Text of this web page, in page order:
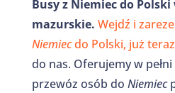
Busy z Niemiec do
mazurskie. Wejdź i
Niemiecdo Polski, już teraz
do nas. Oferujemy w
przewóz osób do Niemiec